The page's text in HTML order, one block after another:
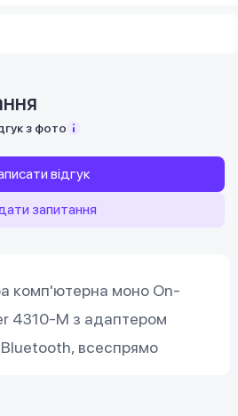
з фото
відгук
запитання
комп'ютерна моно On-
4310-M з адаптером
всеспрямо